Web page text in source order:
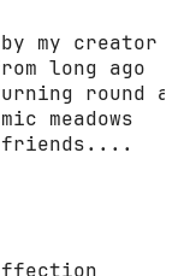
my creator
long ago
round
meadows